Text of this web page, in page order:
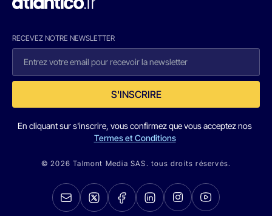
RECEVEZ NOTRE NEWSLETTER
S'INSCRIRE
En cliquant sur s'inscrire, vous confirmez que vous acceptez nos
Termes et Conditions
© 2026 Talmont Media SAS. tous droits réservés.